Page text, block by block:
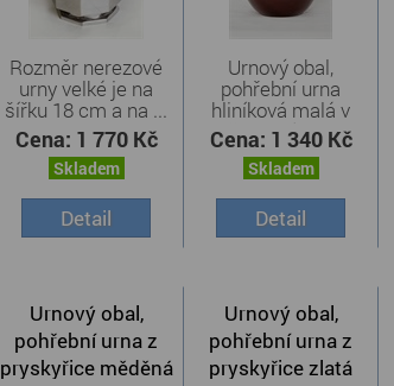
Rozměr nerezové
urny velké je na
šířku 18 cm a na ...
Cena: 1 770 Kč
Skladem
Detail
Urnový obal,
pohřební urna
hliníková malá v
červeném ...
Cena: 1 340 Kč
Skladem
Detail
Urnový obal,
pohřební urna z
pryskyřice měděná
Urnový obal,
pohřební urna z
pryskyřice zlatá